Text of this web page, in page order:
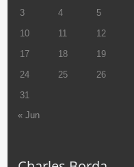
3
4 5
10
11 12
17
18 19
24
25 26
31
« Jun